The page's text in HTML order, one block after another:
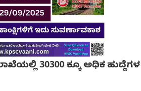
30300 ಕ್ಕೂ ಅಧಿಕ